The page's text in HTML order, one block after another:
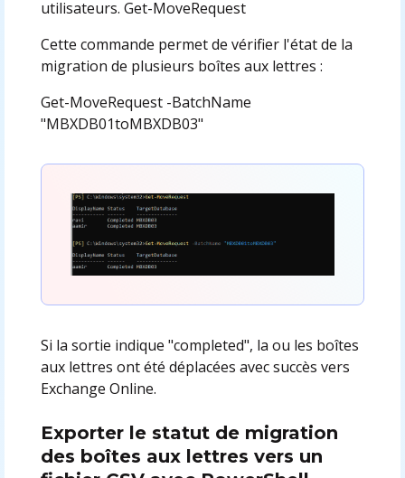
utilisateurs. Get-MoveRequest
Cette commande permet de vérifier l'état de la
migration de plusieurs boîtes aux lettres :
Get-MoveRequest -BatchName
"MBXDB01toMBXDB03"
Si la sortie indique "completed", la ou les boîtes
aux lettres ont été déplacées avec succès vers
Exchange Online.
Exporter le statut de migration
des boîtes aux lettres vers un